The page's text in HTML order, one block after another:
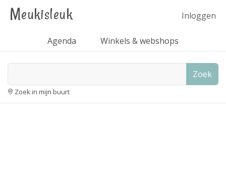
Meukisleuk Inloggen
Agenda Winkels & webshops
Zoek
Zoek in mijn buurt